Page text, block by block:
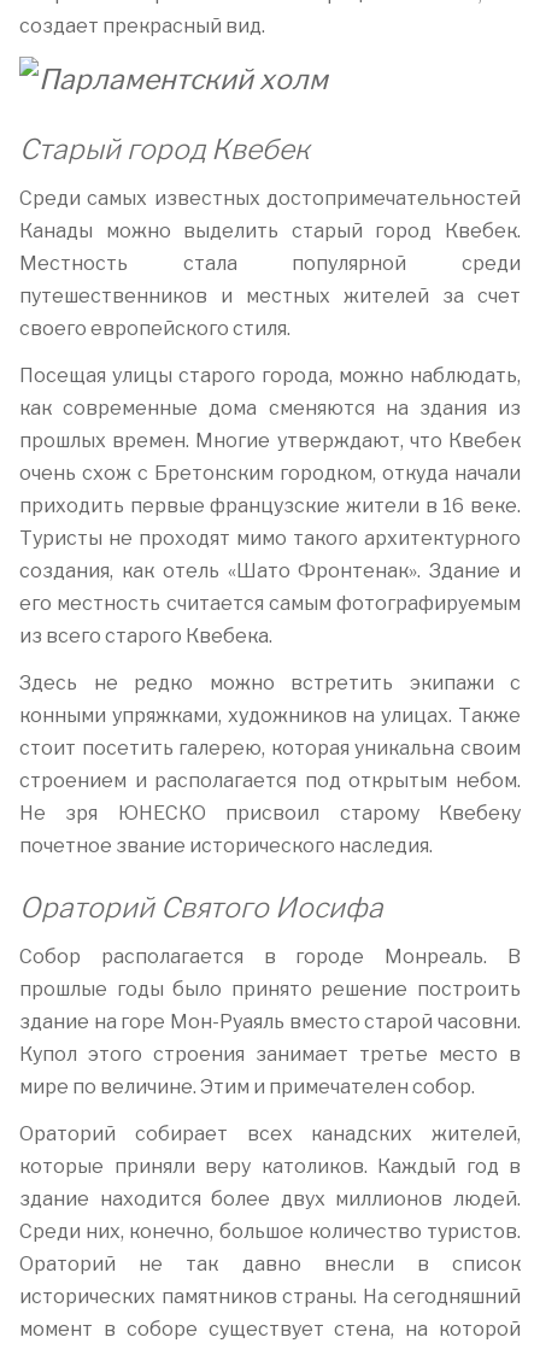
создает прекрасный вид.
Старый город Квебек
Среди самых известных достопримечательностей
Канады можно выделить старый город Квебек.
Местность стала популярной среди
путешественников и местных жителей за счет
своего европейского стиля.
Посещая улицы старого города, можно наблюдать,
как современные дома сменяются на здания из
прошлых времен. Многие утверждают, что Квебек
очень схож с Бретонским городком, откуда начали
приходить первые французские жители в 16 веке.
Туристы не проходят мимо такого архитектурного
создания, как отель «Шато Фронтенак». Здание и
его местность считается самым фотографируемым
из всего старого Квебека.
Здесь не редко можно встретить экипажи с
конными упряжками, художников на улицах. Также
стоит посетить галерею, которая уникальна своим
строением и располагается под открытым небом.
Не зря ЮНЕСКО присвоил старому Квебеку
почетное звание исторического наследия.
Ораторий Святого Иосифа
Собор располагается в городе Монреаль. В
прошлые годы было принято решение построить
здание на горе Мон-Руаяль вместо старой часовни.
Купол этого строения занимает третье место в
мире по величине. Этим и примечателен собор.
Ораторий собирает всех канадских жителей,
которые приняли веру католиков. Каждый год в
здание находится более двух миллионов людей.
Среди них, конечно, большое количество туристов.
Ораторий не так давно внесли в список
исторических памятников страны. На сегодняшний
момент в соборе существует стена, на которой